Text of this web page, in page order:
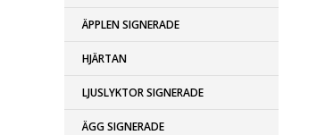
ÄPPLEN SIGNERADE
HJÄRTAN
LJUSLYKTOR SIGNERADE
ÄGG SIGNERADE